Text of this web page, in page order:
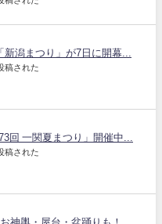
潟まつり」が7日に開幕...
稿された
回 一関夏まつり」開催中...
稿された
神輿・屋台・盆踊りも！...